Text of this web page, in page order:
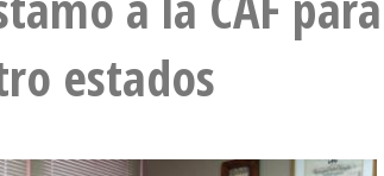
estados